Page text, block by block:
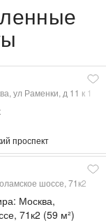
ул Раменки, д 11 к 1
проспект
шоссе, 71к2
Москва,
71к2 (59 м²)